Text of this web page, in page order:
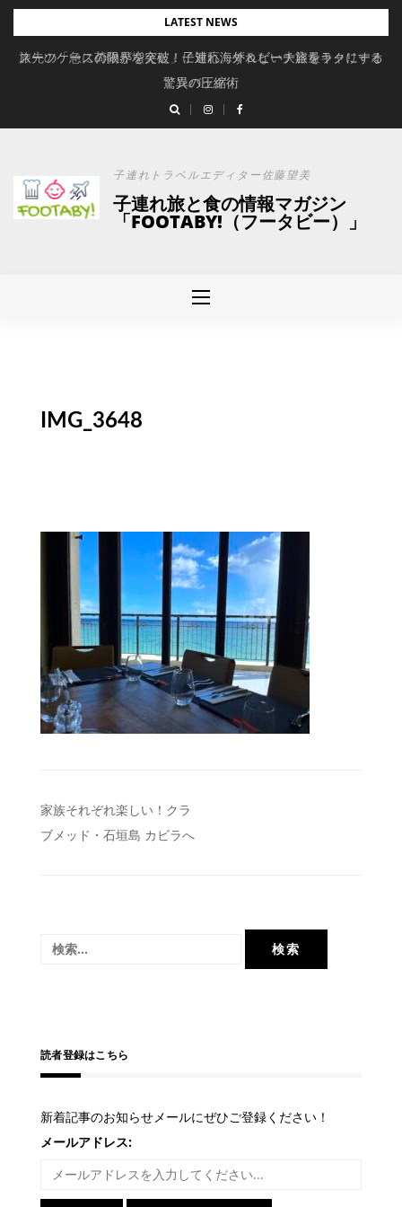
Skip
content
LATEST NEWS
旅先の「急に荷物が増えた」に対応。ずれない大容量キャリーオ
ンバッグ
スーツケースの限界を突破！子連れ海外＆ビーチ旅をラクにする
驚異の圧縮術
子連れトラベルエディター佐藤望美
子連れ旅と食の情報マガジン
「FOOTABY!（フータビー）」
IMG_3648
投
稿
ー
ン
家族それぞれ楽しい！クラ
ブメッド・石垣島 カビラへ
読者登録はこちら
新着記事のお知らせメールにぜひご登録ください！
メールアドレス: